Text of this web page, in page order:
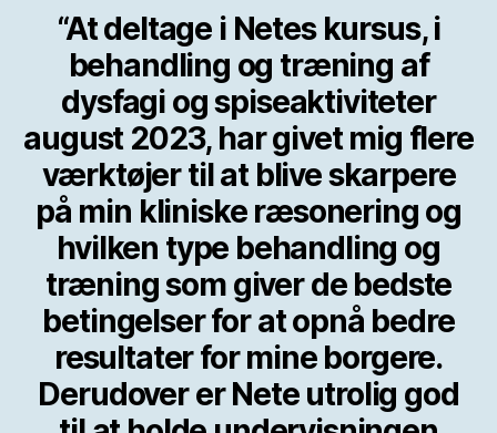
“At deltage i Netes kursus, i
behandling og træning af
dysfagi og spiseaktiviteter
august 2023, har givet mig flere
værktøjer til at blive skarpere
på min kliniske ræsonering og
hvilken type behandling og
træning som giver de bedste
betingelser for at opnå bedre
resultater for mine borgere.
Derudover er Nete utrolig god